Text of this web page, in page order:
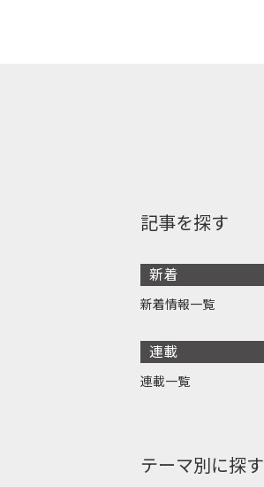
記事を探す
新着
新着情報一覧
連載
連載一覧
テーマ別に探す